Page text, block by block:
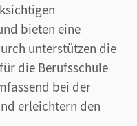
bieten eine
unterstützen die
die Berufsschule
bei der
erleichtern den